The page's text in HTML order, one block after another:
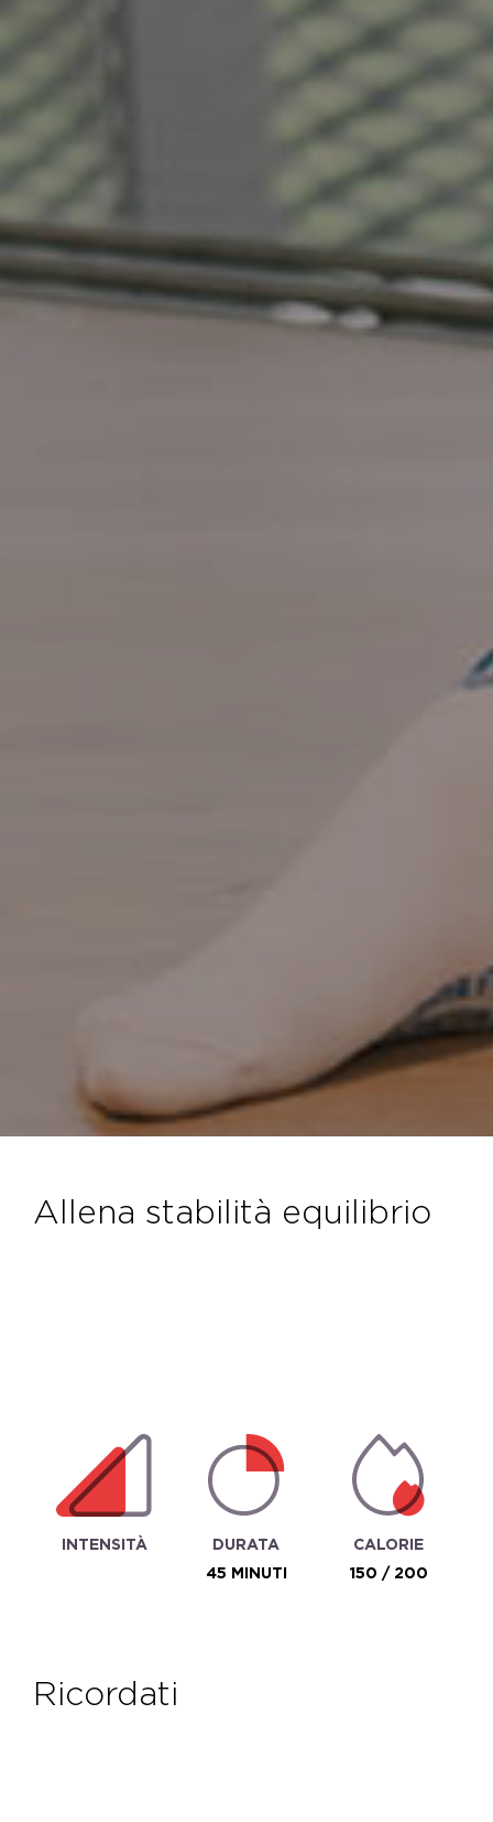
allena stabilità equilibrio
INTENSITÀ
DURATA
45 MINUTI
CALORIE
150 / 200
ricordati